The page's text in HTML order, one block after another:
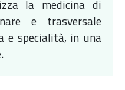
la medicina di
e trasversale
e specialità, in una